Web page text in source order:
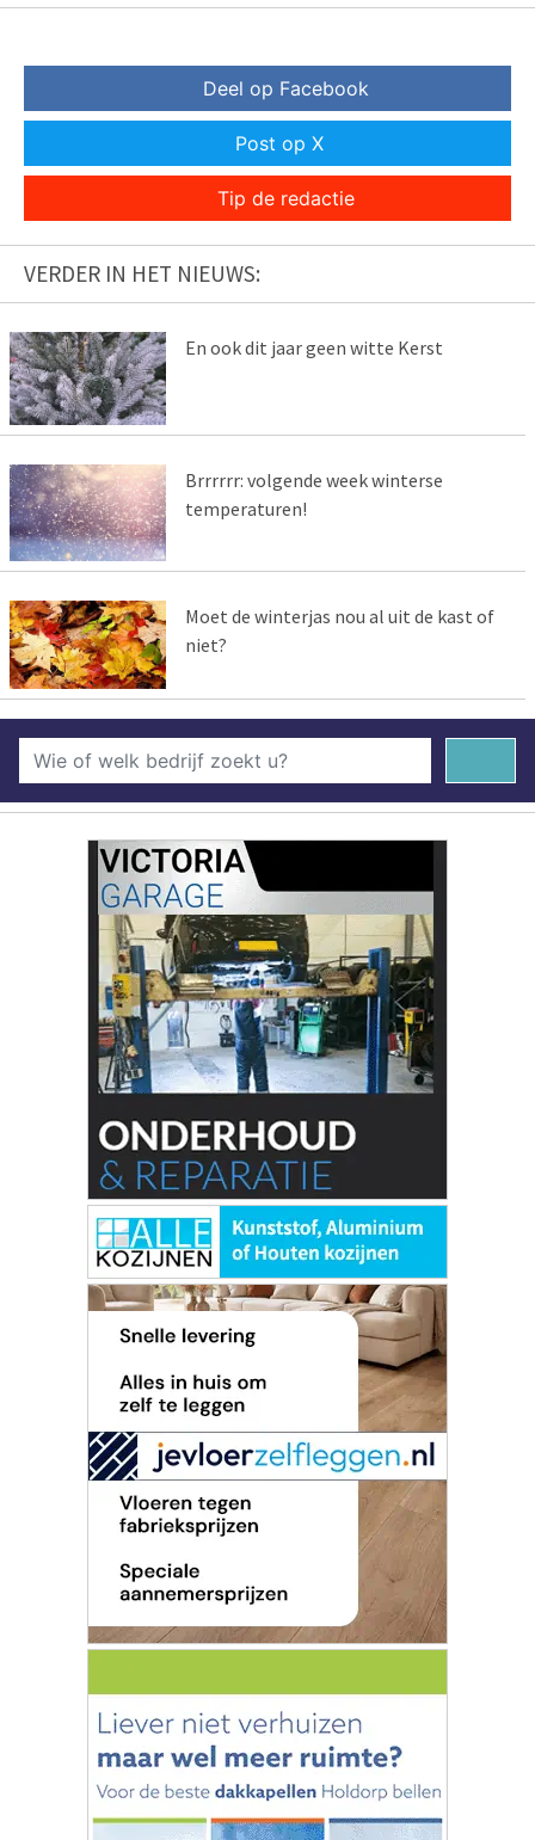
Deel op Facebook
Post op X
Tip de redactie
VERDER IN HET NIEUWS:
En ook dit jaar geen witte Kerst
Brrrrrr: volgende week winterse
temperaturen!
Moet de winterjas nou al uit de kast of
niet?